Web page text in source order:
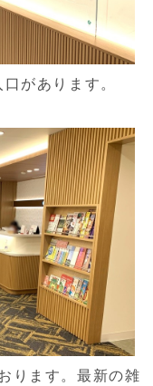
があります。
ります。最新の雑